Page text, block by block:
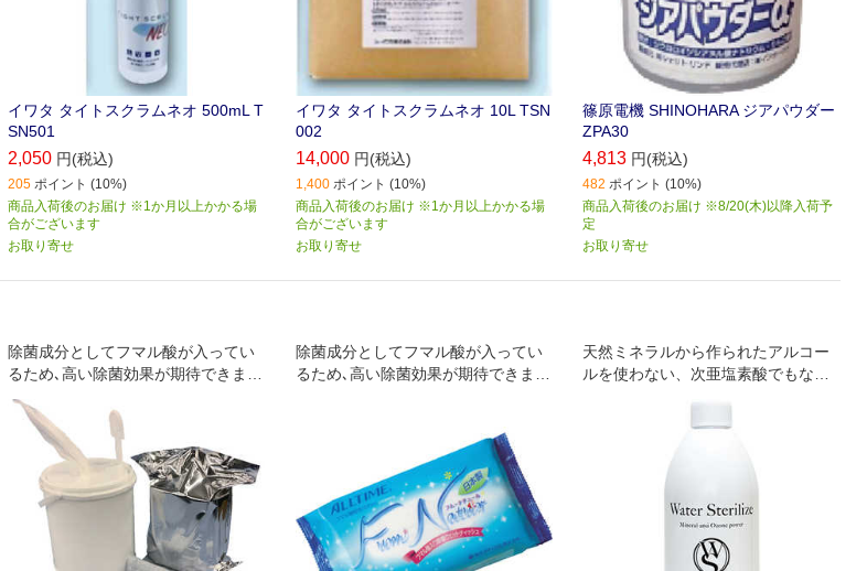
イワタ タイトスクラムネオ 500mL T
SN501
2,050 円(税込)
205 ポイント (10%)
商品入荷後のお届け ※1か月以上かかる場
合がございます
お取り寄せ
イワタ タイトスクラムネオ 10L TSN
002
14,000 円(税込)
1,400 ポイント (10%)
商品入荷後のお届け ※1か月以上かかる場
合がございます
お取り寄せ
篠原電機 SHINOHARA ジアパウダー
ZPA30
4,813 円(税込)
482 ポイント (10%)
商品入荷後のお届け ※8/20(木)以降入荷予
定
お取り寄せ
除菌成分としてフマル酸が入ってい
るため､高い除菌効果が期待できま
す｡
除菌成分としてフマル酸が入ってい
るため､高い除菌効果が期待できま
天然ミネラルから作られたアルコー
ルを使わない、次亜塩素酸でもな